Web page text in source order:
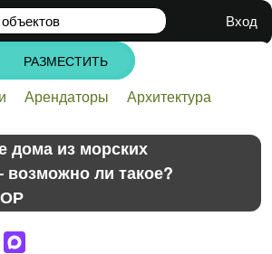
РАЗМЕСТИТЬ
объектов Вход
Арендаторы
Архитектура
Технологии
дома из морских
возможно ли такое?